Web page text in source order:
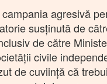
agresivă
susţinută de
de către
civile
de cuviinţă că